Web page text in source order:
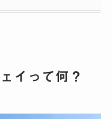
イって何？